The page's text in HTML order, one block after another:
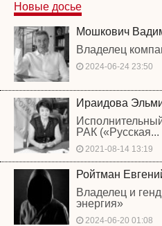
Новые досье
Мошкович
Владелец
2024-06-24 23:50
Ираидова
РАК («Русская...
2021-08-14 13:19
Ройтман
Владелец и
энергия»
2024-06-20 01:08